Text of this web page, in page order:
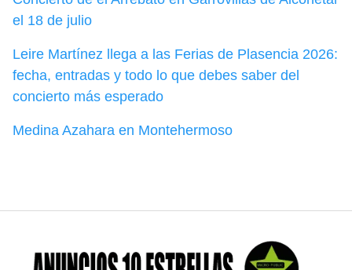
el 18 de julio
Leire Martínez llega a las Ferias de Plasencia 2026:
fecha, entradas y todo lo que debes saber del
concierto más esperado
Medina Azahara en Montehermoso